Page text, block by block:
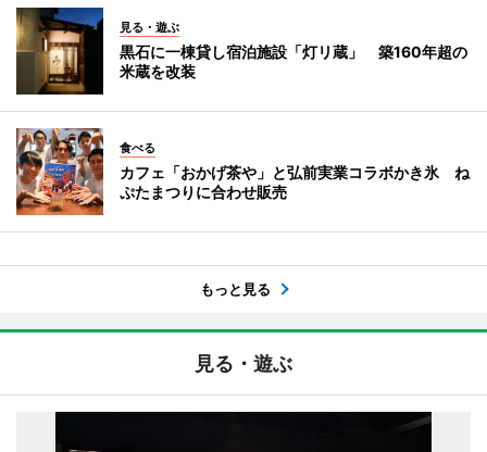
見る・遊ぶ
黒石に一棟貸し宿泊施設「灯リ蔵」 築160年超の
米蔵を改装
食べる
カフェ「おかげ茶や」と弘前実業コラボかき氷 ね
ぷたまつりに合わせ販売
もっと見る
見る・遊ぶ